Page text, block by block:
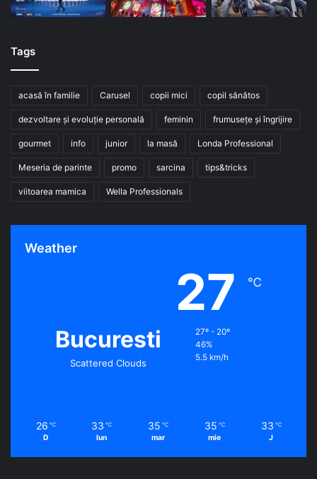
Tags
acasă în familie Carusel copii mici copil sănătos
dezvoltare și evoluție personală feminin frumusețe și îngrijire
gourmet info junior la masă Londa Professional
Meseria de parinte promo sarcina tips&tricks
viitoarea mamica Wella Professionals
Weather
Bucuresti
Scattered Clouds
27 ℃
27º - 20º
46%
5.5 km/h
26 ℃
D
33 ℃
lun
35 ℃
mar
35 ℃
mie
33 ℃
J